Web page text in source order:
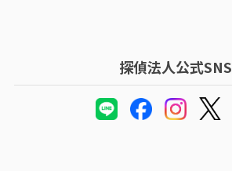
探偵法人公式SNS